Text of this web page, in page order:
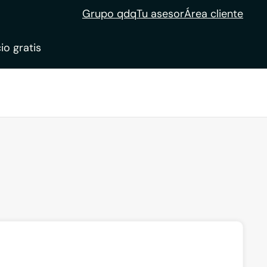
Grupo qdqTu asesorÁrea cliente
gratis